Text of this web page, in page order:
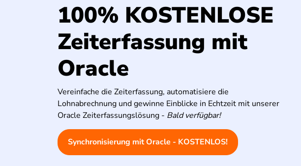
100% KOSTENLOSE
Zeiterfassung mit
Oracle
Vereinfache die Zeiterfassung, automatisiere die
Lohnabrechnung und gewinne Einblicke in Echtzeit mit unserer
Oracle Zeiterfassungslösung - Bald verfügbar!
Synchronisierung mit Oracle - KOSTENLOS!